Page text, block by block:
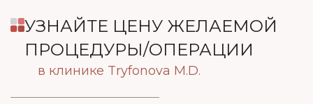
УЗНАЙТЕ ЦЕНУ ЖЕЛАЕМОЙ
ПРОЦЕДУРЫ/ОПЕРАЦИИ
в клинике Tryfonova M.D.